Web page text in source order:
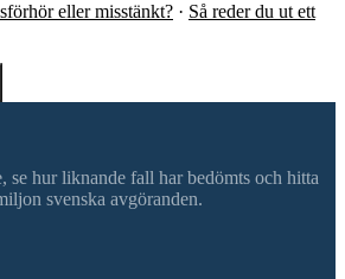
eller misstänkt? · Så reder du ut ett
se hur liknande fall har bedömts och hitta
svenska avgöranden.